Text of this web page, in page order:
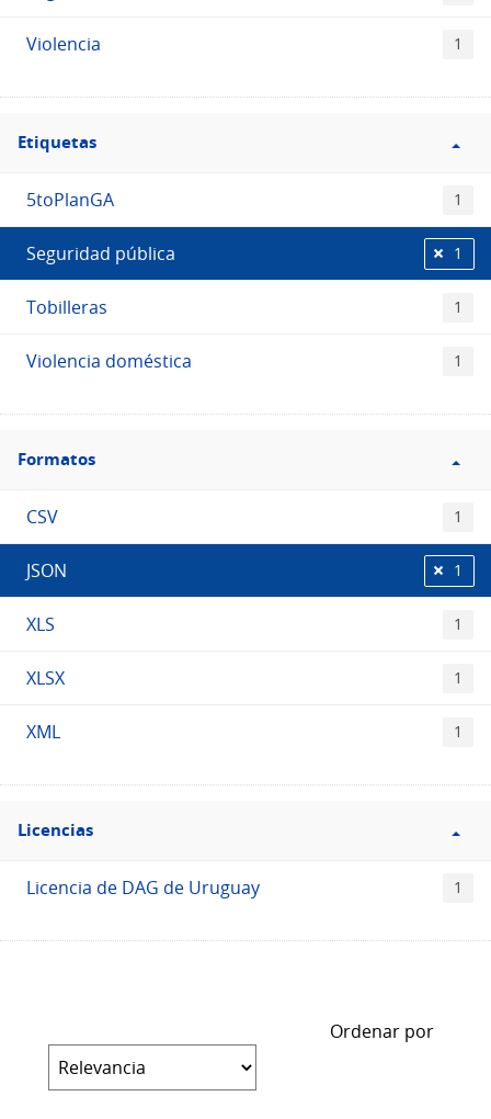
Violencia 1
Filtro
Etiquetas
Etiquetas
5toPlanGA 1
Seguridad pública 1
Tobilleras 1
Violencia doméstica 1
Filtro
Formatos
Formatos
CSV 1
JSON 1
XLS 1
XLSX 1
XML 1
Filtro
Licencias
Licencias
Licencia de DAG de Uruguay 1
Ordenar por